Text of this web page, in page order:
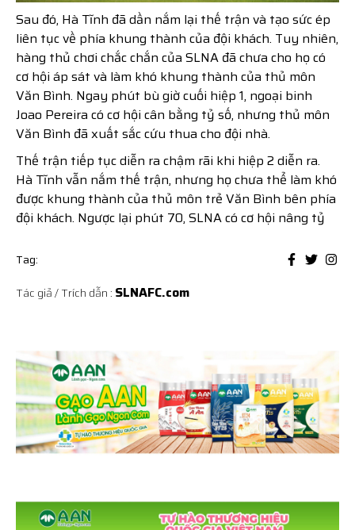
Sau đó, Hà Tĩnh đã dần nắm lại thế trận và tạo sức ép
liên tục về phía khung thành của đội khách. Tuy nhiên,
hàng thủ chơi chắc chắn của SLNA đã chưa cho họ có
cơ hội áp sát và làm khó khung thành của thủ môn
Văn Bình. Ngay phút bù giờ cuối hiệp 1, ngoại binh
Joao Pereira có cơ hội cân bằng tỷ số, nhưng thủ môn
Văn Bình đã xuất sắc cứu thua cho đội nhà.
Thế trận tiếp tục diễn ra chậm rãi khi hiệp 2 diễn ra.
Hà Tĩnh vẫn nắm thế trận, nhưng họ chưa thể làm khó
được khung thành của thủ môn trẻ Văn Bình bên phía
đội khách. Ngược lại phút 70, SLNA có cơ hội nâng tỷ
Tag:
Tác giả / Trích dẫn : SLNAFC.com